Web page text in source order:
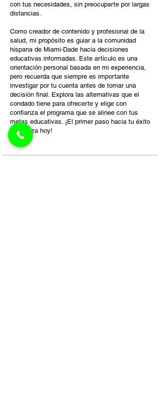
con tus necesidades, sin preocuparte por largas
distancias.
Como creador de contenido y profesional de la
salud, mi propósito es guiar a la comunidad
hispana de Miami-Dade hacia decisiones
educativas informadas. Este artículo es una
orientación personal basada en mi experiencia,
pero recuerda que siempre es importante
investigar por tu cuenta antes de tomar una
decisión final. Explora las alternativas que el
condado tiene para ofrecerte y elige con
confianza el programa que se alinee con tus
metas educativas. ¡El primer paso hacia tu éxito
comienza hoy!